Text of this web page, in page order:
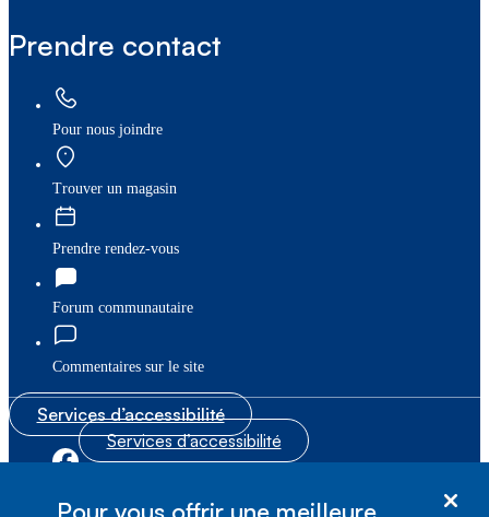
Prendre contact
Pour nous joindre
Trouver un magasin
Prendre rendez-vous
Forum communautaire
Commentaires sur le site
Services d’accessibilité
Services d’accessibilité
Pour vous offrir une meilleure